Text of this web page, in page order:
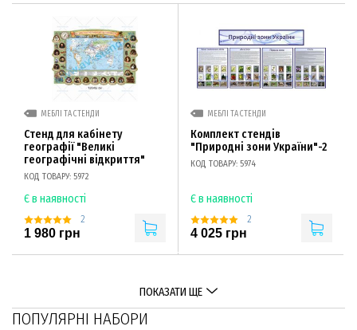
МЕБЛІ ТА СТЕНДИ
Стенд для кабінету
географії "Великі
географічні відкриття"
КОД ТОВАРУ: 5972
Є в наявності
2
1 980 грн
МЕБЛІ ТА СТЕНДИ
Комплект стендів
"Природні зони України"-2
КОД ТОВАРУ: 5974
Є в наявності
2
4 025 грн
ПОКАЗАТИ ЩЕ
ПОПУЛЯРНІ НАБОРИ